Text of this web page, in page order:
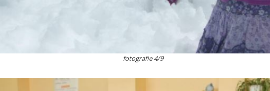
fotografie 4/9